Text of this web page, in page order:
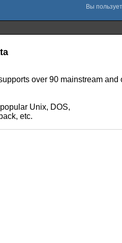
over 90 mainstream
Unix, DOS,
etc.